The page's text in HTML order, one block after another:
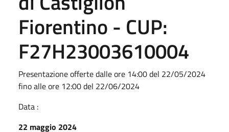
Fiorentino - CUP:
F27H23003610004
Presentazione offerte dalle ore 14:00 del 22/05/2024
fino alle ore 12:00 del 22/06/2024
Data :
22 maggio 2024